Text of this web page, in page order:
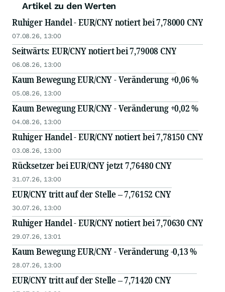
Artikel zu den Werten
Ruhiger Handel - EUR/CNY notiert bei 7,78000 CNY
07.08.26, 13:00
Seitwärts: EUR/CNY notiert bei 7,79008 CNY
06.08.26, 13:00
Kaum Bewegung EUR/CNY - Veränderung +0,06 %
05.08.26, 13:00
Kaum Bewegung EUR/CNY - Veränderung +0,02 %
04.08.26, 13:00
Ruhiger Handel - EUR/CNY notiert bei 7,78150 CNY
03.08.26, 13:00
Rücksetzer bei EUR/CNY jetzt 7,76480 CNY
31.07.26, 13:00
EUR/CNY tritt auf der Stelle – 7,76152 CNY
30.07.26, 13:00
Ruhiger Handel - EUR/CNY notiert bei 7,70630 CNY
29.07.26, 13:01
Kaum Bewegung EUR/CNY - Veränderung -0,13 %
28.07.26, 13:00
EUR/CNY tritt auf der Stelle – 7,71420 CNY